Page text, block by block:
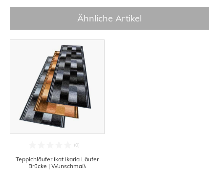
Ähnliche Artikel
Teppichläufer Ikat Ikaria Läufer
Brücke | Wunschmaß